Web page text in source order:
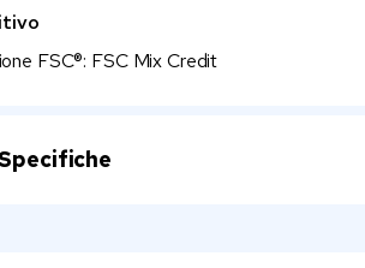
FSC®: FSC Mix Credit